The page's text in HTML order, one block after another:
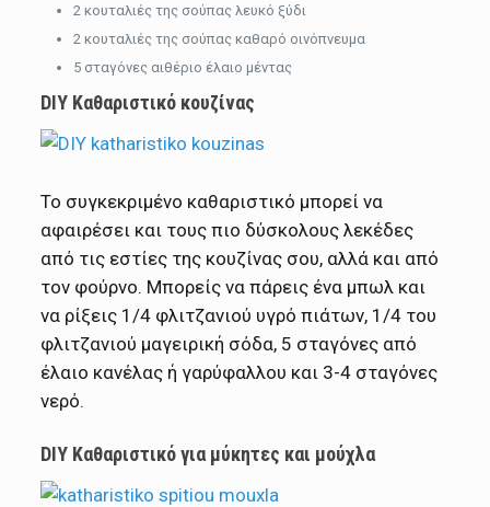
2 κουταλιές της σούπας λευκό ξύδι
2 κουταλιές της σούπας καθαρό οινόπνευμα
5 σταγόνες αιθέριο έλαιο μέντας
DIY Καθαριστικό κουζίνας
Το συγκεκριμένο καθαριστικό μπορεί να
αφαιρέσει και τους πιο δύσκολους λεκέδες
από τις εστίες της κουζίνας σου, αλλά και από
τον φούρνο. Μπορείς να πάρεις ένα μπωλ και
να ρίξεις 1/4 φλιτζανιού υγρό πιάτων, 1/4 του
φλιτζανιού μαγειρική σόδα, 5 σταγόνες από
έλαιο κανέλας ή γαρύφαλλου και 3-4 σταγόνες
νερό.
DIY Καθαριστικό για μύκητες και μούχλα